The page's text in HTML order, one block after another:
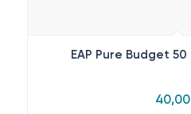
EAP Pure Budget